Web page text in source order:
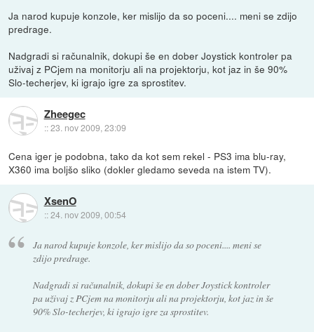
Ja narod kupuje konzole, ker mislijo da so poceni.... meni se zdijo
predrage.
Nadgradi si računalnik, dokupi še en dober Joystick kontroler pa
uživaj z PCjem na monitorju ali na projektorju, kot jaz in še 90%
Slo-techerjev, ki igrajo igre za sprostitev.
Zheegec
::23. nov 2009, 23:09
Cena iger je podobna, tako da kot sem rekel - PS3 ima blu-ray,
X360 ima boljšo sliko (dokler gledamo seveda na istem TV).
XsenO
::24. nov 2009, 00:54
Ja narod kupuje konzole, ker mislijo da so poceni.... meni se
zdijo predrage.
Nadgradi si računalnik, dokupi še en dober Joystick kontroler
pa uživaj z PCjem na monitorju ali na projektorju, kot jaz in še
90% Slo-techerjev, ki igrajo igre za sprostitev.